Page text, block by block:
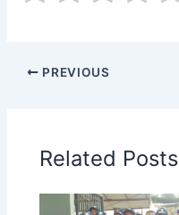
PREVIOUS
Related Posts